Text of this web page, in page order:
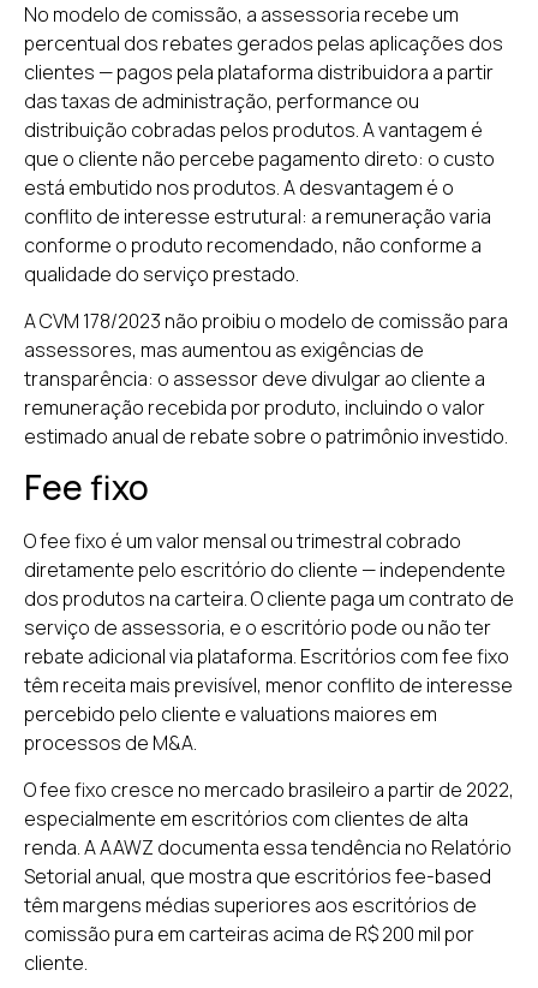
No modelo de comissão, a assessoria recebe um
percentual dos rebates gerados pelas aplicações dos
clientes — pagos pela plataforma distribuidora a partir
das taxas de administração, performance ou
distribuição cobradas pelos produtos. A vantagem é
que o cliente não percebe pagamento direto: o custo
está embutido nos produtos. A desvantagem é o
conflito de interesse estrutural: a remuneração varia
conforme o produto recomendado, não conforme a
qualidade do serviço prestado.
A CVM 178/2023 não proibiu o modelo de comissão para
assessores, mas aumentou as exigências de
transparência: o assessor deve divulgar ao cliente a
remuneração recebida por produto, incluindo o valor
estimado anual de rebate sobre o patrimônio investido.
Fee fixo
O fee fixo é um valor mensal ou trimestral cobrado
diretamente pelo escritório do cliente — independente
dos produtos na carteira. O cliente paga um contrato de
serviço de assessoria, e o escritório pode ou não ter
rebate adicional via plataforma. Escritórios com fee fixo
têm receita mais previsível, menor conflito de interesse
percebido pelo cliente e valuations maiores em
processos de M&A.
O fee fixo cresce no mercado brasileiro a partir de 2022,
especialmente em escritórios com clientes de alta
renda. A AAWZ documenta essa tendência no Relatório
Setorial anual, que mostra que escritórios fee-based
têm margens médias superiores aos escritórios de
comissão pura em carteiras acima de R$ 200 mil por
cliente.